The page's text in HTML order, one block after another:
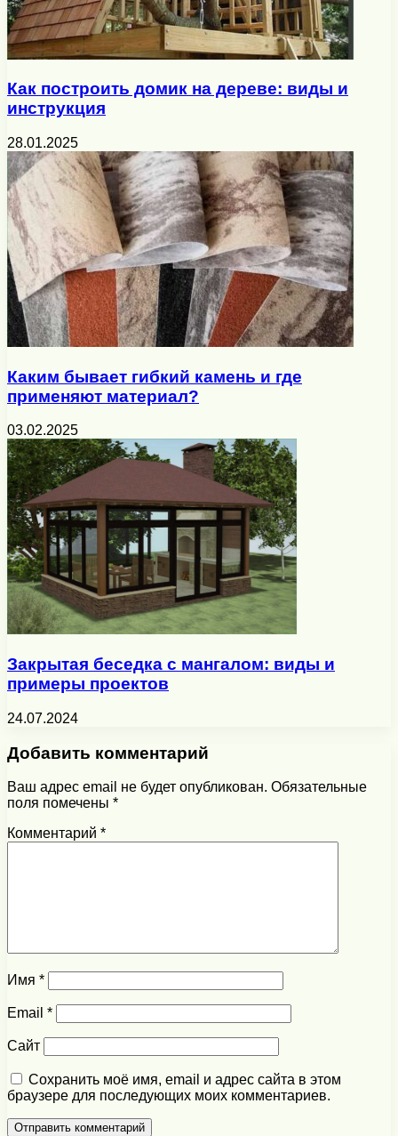
Как построить домик на дереве: виды и
инструкция
28.01.2025
Каким бывает гибкий камень и где
применяют материал?
03.02.2025
Закрытая беседка с мангалом: виды и
примеры проектов
24.07.2024
Добавить комментарий
Ваш адрес email не будет опубликован. Обязательные
поля помечены *
Комментарий *
Имя *
Email *
Сайт
Сохранить моё имя, email и адрес сайта в этом
браузере для последующих моих комментариев.